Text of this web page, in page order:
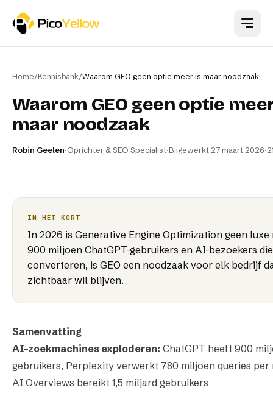
Home/Kennisbank/Waarom GEO geen optie meer is maar noodzaak
Waarom GEO geen optie
maar noodzaak
Robin Geelen·Oprichter & SEO Specialist·Bijgewerkt 27 maart 2026·
IN HET KORT
In 2026 is Generative Engine Optimization geen luxe
900 miljoen ChatGPT-gebruikers en AI-bezoekers
converteren, is GEO een noodzaak voor elk bedrijf
zichtbaar wil blijven.
Samenvatting
AI-zoekmachines exploderen: ChatGPT heeft 900
gebruikers, Perplexity verwerkt 780 miljoen queries per
AI Overviews bereikt 1,5 miljard gebruikers